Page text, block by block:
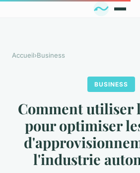
Accueil›Business
BUSINESS
Comment utiliser
pour optimiser
l'industrie